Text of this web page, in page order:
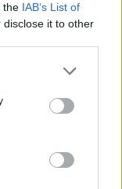
the IAB’s List of
it to other